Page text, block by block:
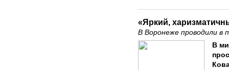
«Яркий,
В Воронеже проводили в
В